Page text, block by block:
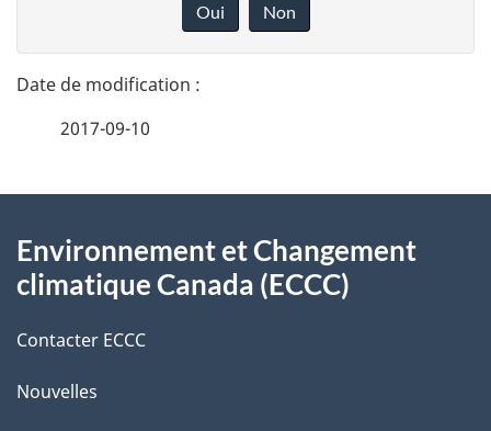
t
a
l
s
d
e
l
n
o
t
r
r
t
Oui Non
2017-09-10
propos
ce
site
Environnement et Changement
climatique Canada (ECCC)
Contacter ECCC
Nouvelles